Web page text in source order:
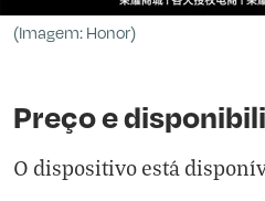
(Imagem: Honor)
Preço e
O dispositivo está